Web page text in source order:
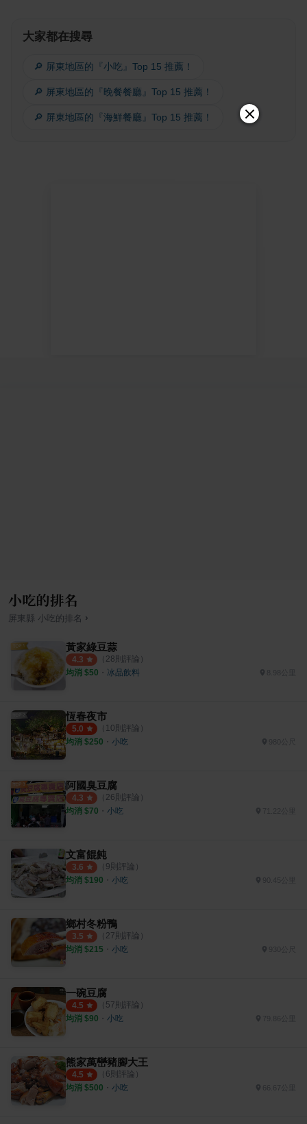
大家都在搜尋
🔎 屏東地區的『小吃』Top 15 推薦！
🔎 屏東地區的『晚餐餐廳』Top 15 推薦！
🔎 屏東地區的『海鮮餐廳』Top 15 推薦！
小吃的排名
屏東縣 小吃 的排名 ›
黃家綠豆蒜
4.3 （ 28則評論）
均消 $50 ・ 冰品飲料
恆春夜市
5.0 （ 10則評論）
均消 $250 ・ 小吃
阿國臭豆腐
4.3 （ 26則評論）
均消 $70 ・ 小吃
文富餛飩
3.6 （ 9則評論）
均消 $190 ・ 小吃 90.45公里
鄉村冬粉鴨
3.5 （ 27則評論）
均消 $215 ・ 小吃
一碗豆腐
4.5 （ 57則評論）
均消 $90 ・ 小吃
熊家萬巒豬腳大王
4.5 （ 6則評論）
均消 $500 ・ 小吃